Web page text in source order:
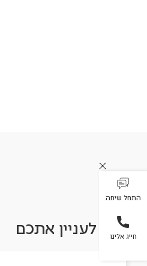
התחל שיחה
חייג אלינו
עשוי לעניין אתכם